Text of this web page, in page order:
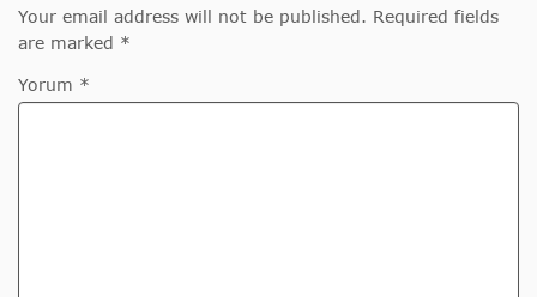
Your email address will not be published. Required fields
are marked *
Yorum *